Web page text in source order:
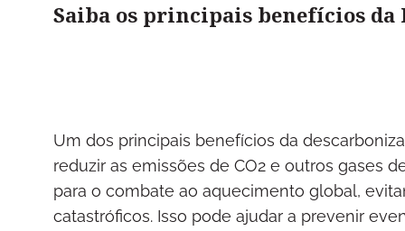
Saiba os principais benefícios da
Um dos principais benefícios da
reduzir as emissões de CO2 e outros gases
para o combate ao aquecimento global,
catastróficos. Isso pode ajudar a prevenir